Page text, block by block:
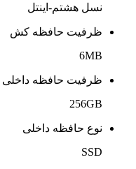
نسل هشتم-اینتل
ظرفیت حافظه کش
6MB
ظرفیت حافظه داخلی
256GB
نوع حافظه داخلی
SSD